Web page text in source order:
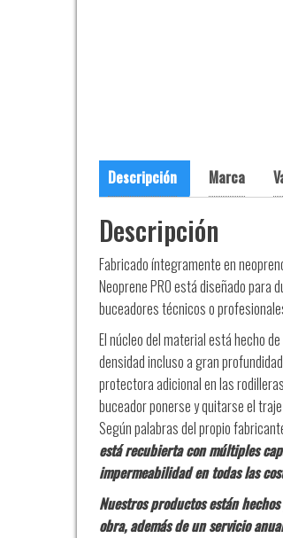
Descripción Marca
Descripción
Fabricado íntegramente en
Neoprene PRO está diseñado
buceadores técnicos o
El núcleo del material está hecho
densidad incluso a gran
protectora adicional en las
buceador ponerse y quitarse el
Según palabras del propio
está recubierta con múltiples
impermeabilidad en todas las
Nuestros productos están
obra, además de un servicio